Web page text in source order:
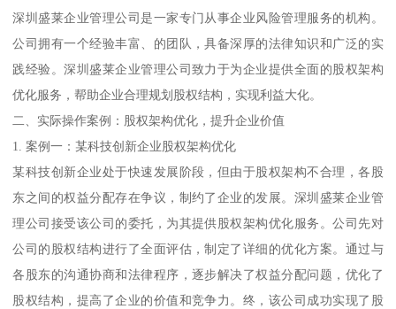
深圳盛莱企业管理公司是一家专门从事企业风险管理服务的机构。
公司拥有一个经验丰富、的团队，具备深厚的法律知识和广泛的实
践经验。深圳盛莱企业管理公司致力于为企业提供全面的股权架构
优化服务，帮助企业合理规划股权结构，实现利益大化。
二、实际操作案例：股权架构优化，提升企业价值
1. 案例一：某科技创新企业股权架构优化
某科技创新企业处于快速发展阶段，但由于股权架构不合理，各股
东之间的权益分配存在争议，制约了企业的发展。深圳盛莱企业管
理公司接受该公司的委托，为其提供股权架构优化服务。公司先对
公司的股权结构进行了全面评估，制定了详细的优化方案。通过与
各股东的沟通协商和法律程序，逐步解决了权益分配问题，优化了
股权结构，提高了企业的价值和竞争力。终，该公司成功实现了股